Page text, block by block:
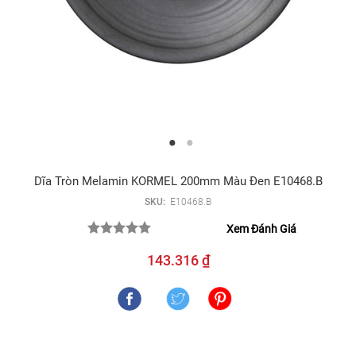
Dĩa Tròn Melamin KORMEL 200mm Màu Đen E10468.B
SKU: E10468.B
Xem Đánh Giá
143.316 ₫